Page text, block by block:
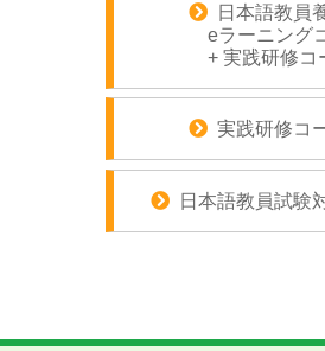
日本語教員
eラーニング
+ 実践研修コ
実践研修コ
日本語教員試験